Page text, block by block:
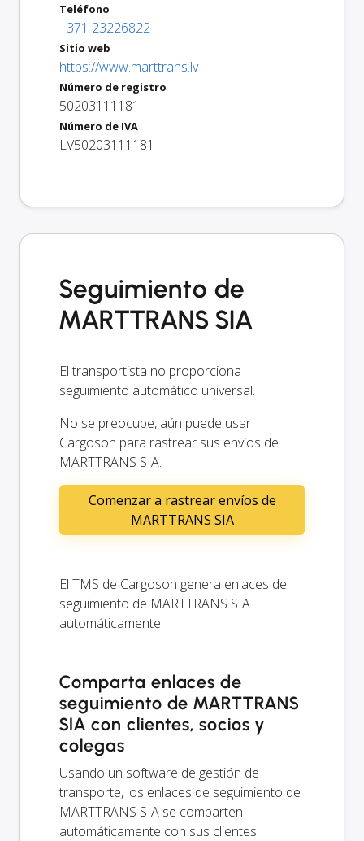
Teléfono
+371 23226822
Sitio web
https://www.marttrans.lv
Número de registro
50203111181
Número de IVA
LV50203111181
Seguimiento de
MARTTRANS SIA
El transportista no proporciona
seguimiento automático universal.
No se preocupe, aún puede usar
Cargoson para rastrear sus envíos de
MARTTRANS SIA.
Comenzar a rastrear envíos de
MARTTRANS SIA
El TMS de Cargoson genera enlaces de
seguimiento de MARTTRANS SIA
automáticamente.
Comparta enlaces de
seguimiento de MARTTRANS
SIA con clientes, socios y
colegas
Usando un software de gestión de
transporte, los enlaces de seguimiento de
MARTTRANS SIA se comparten
automáticamente con sus clientes.